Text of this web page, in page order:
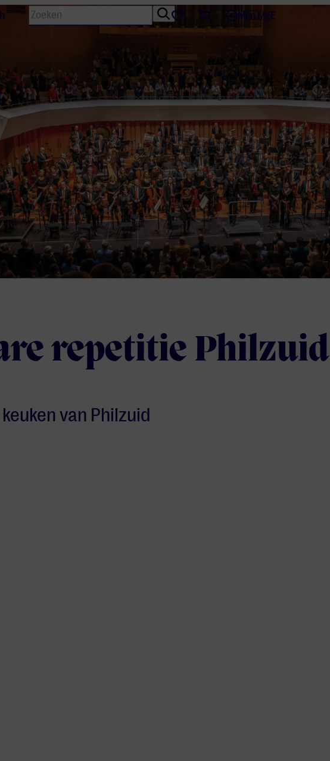
Zoeken FavorietenTicketsMijn MgE
repetitie Philzuid
van Philzuid